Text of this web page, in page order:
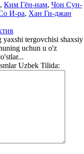
, Ким Гён-нам, Чон Сун-
И-ра, Хан Ги-джан
tergovchisi shaxsiy
uchun u o'z
Uzbek Tilida: